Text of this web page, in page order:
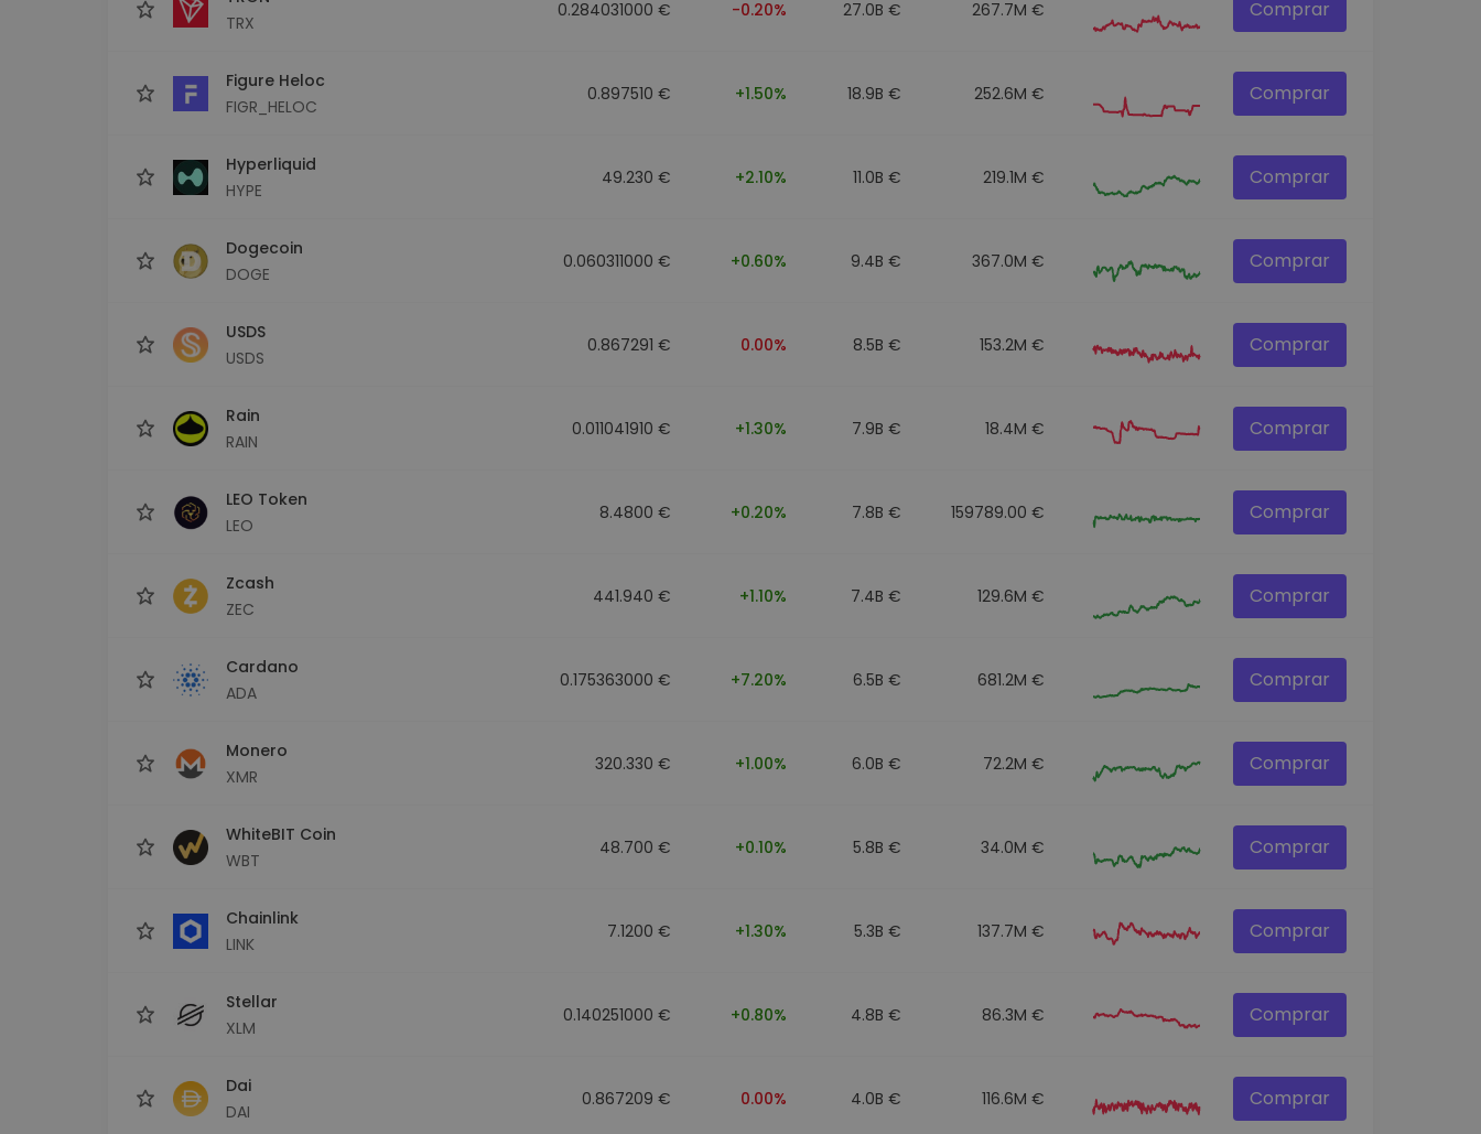
TRX
0.284031000 € -0.20% 27.0B € 267.7M € Comprar
Figure Heloc
FIGR_HELOC
0.897510 € +1.50% 18.9B € 252.6M € Comprar
Hyperliquid
HYPE
49.230 € +2.10% 11.0B € 219.1M € Comprar
Dogecoin
DOGE
0.060311000 € +0.60% 9.4B € 367.0M € Comprar
USDS
USDS
0.867291 € 0.00% 8.5B € 153.2M € Comprar
Rain
RAIN
0.011041910 € +1.30% 7.9B € 18.4M € Comprar
LEO Token
LEO
8.4800 € +0.20% 7.8B € 159789.00 € Comprar
Zcash
ZEC
441.940 € +1.10% 7.4B € 129.6M € Comprar
Cardano
ADA
0.175363000 € +7.20% 6.5B € 681.2M € Comprar
Monero
XMR
320.330 € +1.00% 6.0B € 72.2M € Comprar
WhiteBIT Coin
WBT
48.700 € +0.10% 5.8B € 34.0M € Comprar
Chainlink
LINK
7.1200 € +1.30% 5.3B € 137.7M € Comprar
Stellar
XLM
0.140251000 € +0.80% 4.8B € 86.3M € Comprar
Dai
DAI
0.867209 € 0.00% 4.0B € 116.6M € Comprar